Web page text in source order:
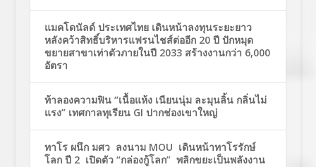
แมคโดนัลด์ ประเทศไทย เดินหน้าลงทุนระยะยาว
หลังคว้าสิทธิ์บริหารแฟรนไชส์ต่ออีก 20 ปี ปักหมุด
ขยายสาขาเท่าตัวภายในปี 2033 สร้างงานกว่า 6,000
อัตรา
ท้าลองความฟิน “เนื้อแห้ง เนียนนุ่ม ละมุนลิ้น กลิ่นไม่
แรง” เทศกาลทุเรียน GI ปากช่องเขาใหญ่
ทาโร ผนึก มศว ลงนาม MOU เดินหน้าทาโรรักษ์
โลก ปี 2 เปิดตัว “กล่องกู้โลก” พลิกขยะเป็นพลังงาน